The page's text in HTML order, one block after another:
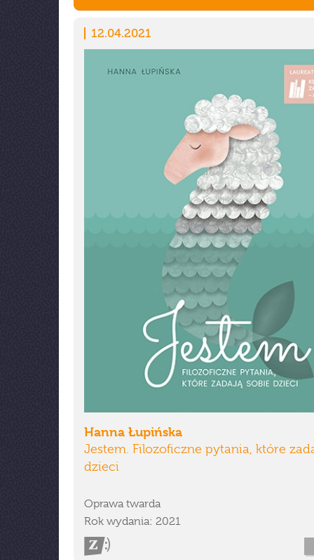
12.04.2021
Hanna Łupińska
Jestem. Filozoficzne pytania, które
dzieci
Oprawa twarda
Rok wydania: 2021